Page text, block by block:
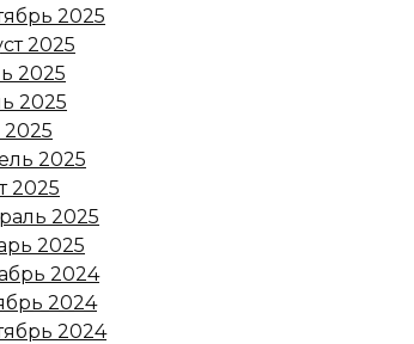
2025
2025
2025
2025
2025
2025
2025
2025
2024
2024
2024